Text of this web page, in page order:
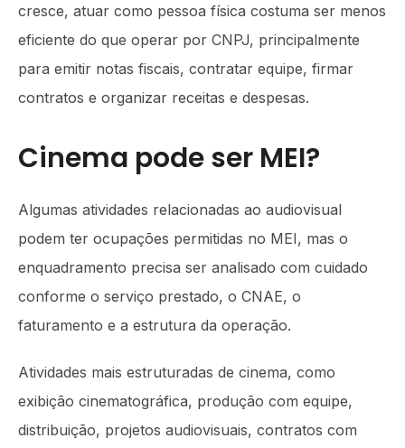
cresce, atuar como pessoa física costuma ser menos
eficiente do que operar por CNPJ, principalmente
para emitir notas fiscais, contratar equipe, firmar
contratos e organizar receitas e despesas.
Cinema pode ser MEI?
Algumas atividades relacionadas ao audiovisual
podem ter ocupações permitidas no MEI, mas o
enquadramento precisa ser analisado com cuidado
conforme o serviço prestado, o CNAE, o
faturamento e a estrutura da operação.
Atividades mais estruturadas de cinema, como
exibição cinematográfica, produção com equipe,
distribuição, projetos audiovisuais, contratos com